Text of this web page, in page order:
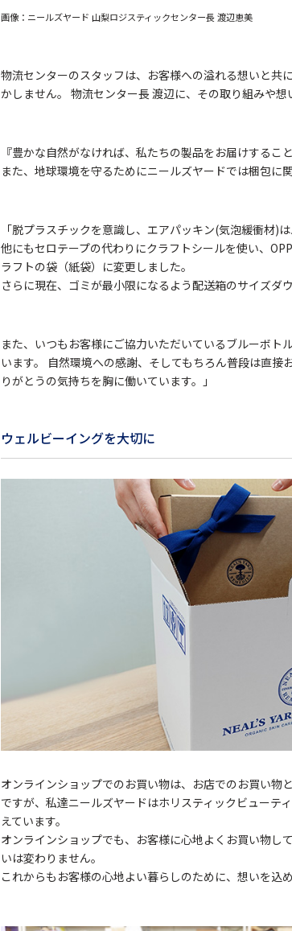
画像：ニールズヤード 山梨ロジスティックセンター長 渡辺恵美
物流センターのスタッフは、お客様への溢れる想いと共
かしません。 物流センター長 渡辺に、その取り組みや想
『豊かな自然がなければ、私たちの製品をお届けするこ
また、地球環境を守るためにニールズヤードでは梱包に
「脱プラスチックを意識し、エアパッキン(気泡緩衝材)
他にもセロテープの代わりにクラフトシールを使い、
ラフトの袋（紙袋）に変更しました。
さらに現在、ゴミが最小限になるよう配送箱のサイズダ
また、いつもお客様にご協力いただいているブルーボト
います。 自然環境への感謝、そしてもちろん普段は直
りがとうの気持ちを胸に働いています。」
ウェルビーイングを大切に
オンラインショップでのお買い物は、お店でのお買い物
ですが、私達ニールズヤードはホリスティックビューテ
えています。
オンラインショップでも、お客様に心地よくお買い物し
いは変わりません。
これからもお客様の心地よい暮らしのために、想いを込